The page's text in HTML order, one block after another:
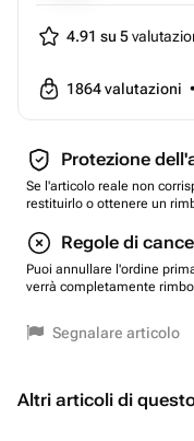
4.91 su 5
1864valutazioni •
Protezione
Se l'articolo reale non
restituirlo o ottenere un
Regole di
Puoi annullare l'ordine
verrà completamente
Segnalare articolo
Altri articoli di